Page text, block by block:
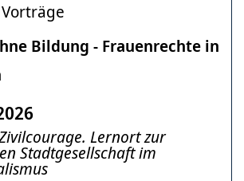
Bildung - Frauenrechte in
Lernort zur
Stadtgesellschaft im